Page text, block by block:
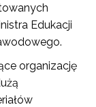
Edukacji
organizację